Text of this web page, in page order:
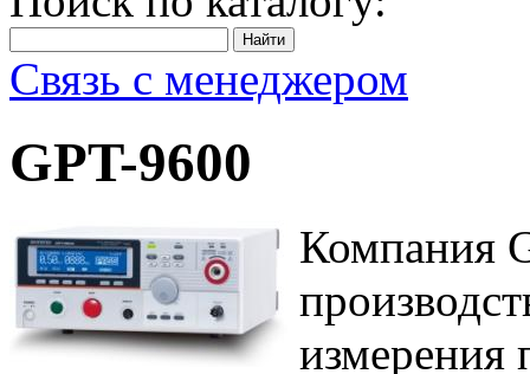
Связь с менеджером
GPT-9600
Компания
измерения